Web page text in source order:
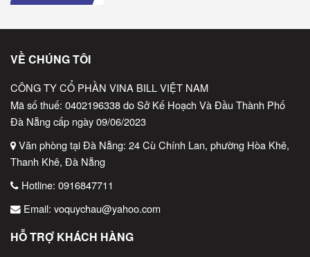
Các vấn đề gặp phải khi chưa sử dụng
máy quét mã vạch
Khi chưa sử dụng máy quét mã vạch, doanh nghiệp có thể gặp
VỀ CHÚNG TÔI
CÔNG TY CỔ PHẦN VINA BILL VIỆT NAM
Mã số thuế: 0402196338 do Sở Kế Hoạch Và Đầu Thành Phố
Đà Nẵng cấp ngày 09/06/2023
Văn phòng tại Đà Nẵng: 24 Cù Chính Lan, phường Hòa Khê,
Thanh Khê, Đà Nẵng
Hotline: 0916847711
Email: voquychau@yahoo.com
HỖ TRỢ KHÁCH HÀNG